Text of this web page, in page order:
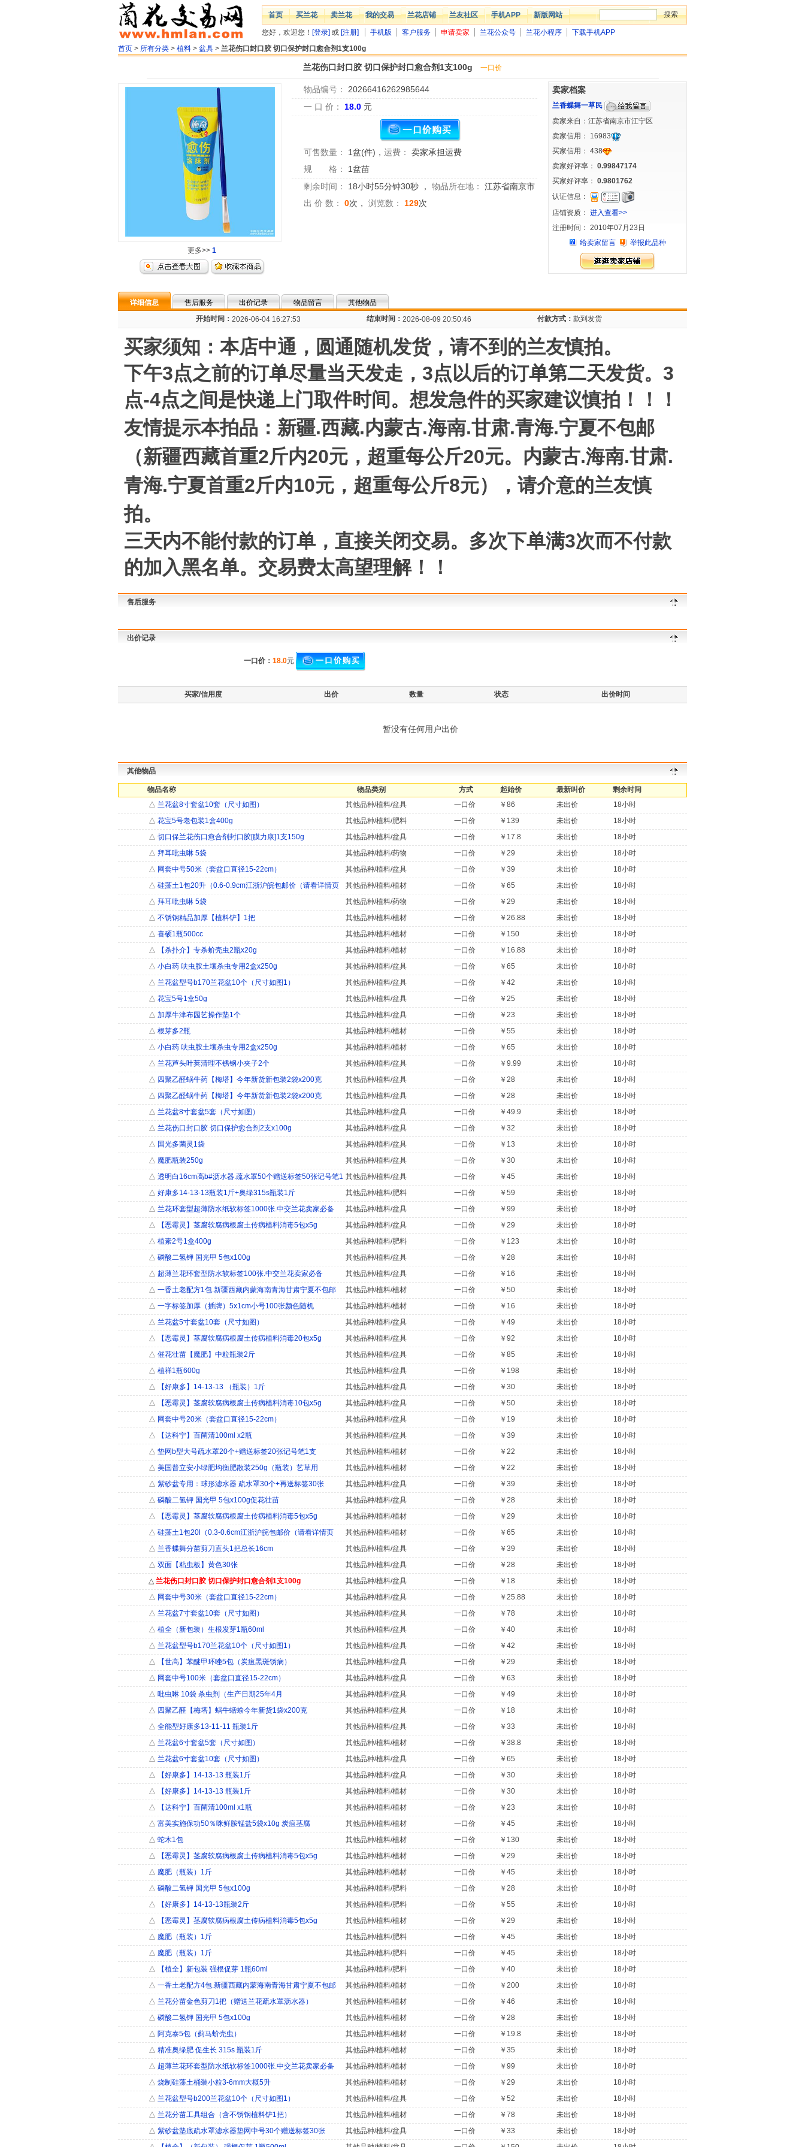
首页 买兰花 卖兰花 我的交易 兰花店铺 兰友社区 手机APP 新版网站
您好，欢迎您！ [登录] 或 [注册] 手机版 客户服务 申请卖家 兰花公众号 兰花小程序
下载手机APP
首页 > 所有分类 > 植料 > 盆具 > 兰花伤口封口胶 切口保护封口愈合剂1支100g
兰花伤口封口胶 切口保护封口愈合剂1支100g 一口价
更多>> 1
物品编号：
20266416262985644
一 口 价：
18.0 元
可售数量： 1盆(件) ， 运费：
卖家承担运费
规 格：
1盆苗
剩余时间：
18小时55分钟29秒 ， 物品所在地：
江苏省南京市
出 价 数：
0次， 浏览数： 129次
卖家档案
兰香蝶舞一草民
卖家来自：江苏省南京市江宁区
卖家信用： 16983
买家信用： 438
卖家好评率： 0.99847174
买家好评率： 0.9801762
认证信息：
店铺资质： 进入查看>>
注册时间： 2010年07月23日
给卖家留言
举报此品种
详细信息 售后服务 出价记录 物品留言
其他物品
开始时间： 2026-06-04 16:27:53 结束时间： 2026-08-09 20:50:46 付款方式： 款到发货
买家须知：本店中通，圆通随机发货，请不到的兰友慎拍。
下午3点之前的订单尽量当天发走，3点以后的订单第二天发货。3
点-4点之间是快递上门取件时间。想发急件的买家建议慎拍！！！
友情提示本拍品：新疆.西藏.内蒙古.海南.甘肃.青海.宁夏不包邮
（新疆西藏首重2斤内20元，超重每公斤20元。内蒙古.海南.甘肃.
青海.宁夏首重2斤内10元，超重每公斤8元），请介意的兰友慎
拍。
三天内不能付款的订单，直接关闭交易。多次下单满3次而不付款
的加入黑名单。交易费太高望理解！！
售后服务
出价记录
一口价： 18.0元
买家/信用度 出价 数量 状态 出价时间
暂没有任何用户出价
其他物品
物品名称 物品类别 方式 起始价 最新叫价
剩余时间
△ 兰花盆8寸套盆10套（尺寸如图） 其他品种/植料/盆具 一口价 ￥86 未出价
18小时
△ 花宝5号老包装1盒400g 其他品种/植料/肥料 一口价 ￥139 未出价
18小时
△ 切口保兰花伤口愈合剂封口胶[膜力康]1支150g 其他品种/植料/盆具 一口价 ￥17.8 未出价
18小时
△ 拜耳吡虫啉 5袋 其他品种/植料/药物 一口价 ￥29 未出价
18小时
△ 网套中号50米（套盆口直径15-22cm） 其他品种/植料/盆具 一口价 ￥39 未出价
18小时
△ 硅藻土1包20升（0.6-0.9cm江浙沪皖包邮价（请看详情页 其他品种/植料/植材 一口价 ￥65 未出价
18小时
△ 拜耳吡虫啉 5袋 其他品种/植料/药物 一口价 ￥29 未出价
18小时
△ 不锈钢精品加厚【植料铲】1把 其他品种/植料/植材 一口价 ￥26.88 未出价
18小时
△ 喜硕1瓶500cc 其他品种/植料/植材 一口价 ￥150 未出价
18小时
△ 【杀扑介】专杀蚧壳虫2瓶x20g 其他品种/植料/植材 一口价 ￥16.88 未出价
18小时
△ 小白药 呋虫胺土壤杀虫专用2盒x250g 其他品种/植料/盆具 一口价 ￥65 未出价
18小时
△ 兰花盆型号b170兰花盆10个（尺寸如图1） 其他品种/植料/盆具 一口价 ￥42 未出价
18小时
△ 花宝5号1盒50g 其他品种/植料/盆具 一口价 ￥25 未出价
18小时
△ 加厚牛津布园艺操作垫1个 其他品种/植料/盆具 一口价 ￥23 未出价
18小时
△ 根芽多2瓶 其他品种/植料/植材 一口价 ￥55 未出价
18小时
△ 小白药 呋虫胺土壤杀虫专用2盒x250g 其他品种/植料/植材 一口价 ￥65 未出价
18小时
△ 兰花芦头叶荚清理不锈钢小夹子2个 其他品种/植料/盆具 一口价 ￥9.99 未出价
18小时
△ 四聚乙醛蜗牛药【梅塔】今年新货新包装2袋x200克 其他品种/植料/盆具 一口价 ￥28 未出价
18小时
△ 四聚乙醛蜗牛药【梅塔】今年新货新包装2袋x200克 其他品种/植料/盆具 一口价 ￥28 未出价
18小时
△ 兰花盆8寸套盆5套（尺寸如图） 其他品种/植料/盆具 一口价 ￥49.9 未出价
18小时
△ 兰花伤口封口胶 切口保护愈合剂2支x100g 其他品种/植料/盆具 一口价 ￥32 未出价
18小时
△ 国光多菌灵1袋 其他品种/植料/盆具 一口价 ￥13 未出价
18小时
△ 魔肥瓶装250g 其他品种/植料/盆具 一口价 ￥30 未出价
18小时
△ 透明白16cm高b#沥水器.疏水罩50个赠送标签50张记号笔1 其他品种/植料/盆具 一口价 ￥45 未出价
18小时
△ 好康多14-13-13瓶装1斤+奥绿315s瓶装1斤 其他品种/植料/肥料 一口价 ￥59 未出价
18小时
△ 兰花环套型超薄防水纸软标签1000张.中交兰花卖家必备 其他品种/植料/盆具 一口价 ￥99 未出价
18小时
△ 【恶霉灵】茎腐软腐病根腐土传病植料消毒5包x5g 其他品种/植料/盆具 一口价 ￥29 未出价
18小时
△ 植素2号1盒400g 其他品种/植料/肥料 一口价 ￥123 未出价
18小时
△ 磷酸二氢钾 国光甲 5包x100g 其他品种/植料/盆具 一口价 ￥28 未出价
18小时
△ 超薄兰花环套型防水软标签100张.中交兰花卖家必备 其他品种/植料/盆具 一口价 ￥16 未出价
18小时
△ 一香土老配方1包.新疆西藏内蒙海南青海甘肃宁夏不包邮 其他品种/植料/植材 一口价 ￥50 未出价
18小时
△ 一字标签加厚（插牌）5x1cm小号100张颜色随机 其他品种/植料/植材 一口价 ￥16 未出价
18小时
△ 兰花盆5寸套盆10套（尺寸如图） 其他品种/植料/盆具 一口价 ￥49 未出价
18小时
△ 【恶霉灵】茎腐软腐病根腐土传病植料消毒20包x5g 其他品种/植料/盆具 一口价 ￥92 未出价
18小时
△ 催花壮苗【魔肥】中粒瓶装2斤 其他品种/植料/盆具 一口价 ￥85 未出价
18小时
△ 植祥1瓶600g 其他品种/植料/盆具 一口价 ￥198 未出价
18小时
△ 【好康多】14-13-13 （瓶装）1斤 其他品种/植料/盆具 一口价 ￥30 未出价
18小时
△ 【恶霉灵】茎腐软腐病根腐土传病植料消毒10包x5g 其他品种/植料/盆具 一口价 ￥50 未出价
18小时
△ 网套中号20米（套盆口直径15-22cm） 其他品种/植料/盆具 一口价 ￥19 未出价
18小时
△ 【达科宁】百菌清100ml x2瓶 其他品种/植料/盆具 一口价 ￥39 未出价
18小时
△ 垫网b型大号疏水罩20个+赠送标签20张记号笔1支 其他品种/植料/植材 一口价 ￥22 未出价
18小时
△ 美国普立安小绿肥均衡肥散装250g（瓶装）艺草用 其他品种/植料/植材 一口价 ￥22 未出价
18小时
△ 紫砂盆专用：球形滤水器 疏水罩30个+再送标签30张 其他品种/植料/盆具 一口价 ￥39 未出价
18小时
△ 磷酸二氢钾 国光甲 5包x100g促花壮苗 其他品种/植料/盆具 一口价 ￥28 未出价
18小时
△ 【恶霉灵】茎腐软腐病根腐土传病植料消毒5包x5g 其他品种/植料/植材 一口价 ￥29 未出价
18小时
△ 硅藻土1包20l（0.3-0.6cm江浙沪皖包邮价（请看详情页 其他品种/植料/植材 一口价 ￥65 未出价
18小时
△ 兰香蝶舞分苗剪刀直头1把总长16cm 其他品种/植料/盆具 一口价 ￥39 未出价
18小时
△ 双面【粘虫板】黄色30张 其他品种/植料/盆具 一口价 ￥28 未出价
18小时
△ 兰花伤口封口胶 切口保护封口愈合剂1支100g 其他品种/植料/盆具 一口价 ￥18 未出价
18小时
△ 网套中号30米（套盆口直径15-22cm） 其他品种/植料/盆具 一口价 ￥25.88 未出价
18小时
△ 兰花盆7寸套盆10套（尺寸如图） 其他品种/植料/盆具 一口价 ￥78 未出价
18小时
△ 植全（新包装）生根发芽1瓶60ml 其他品种/植料/盆具 一口价 ￥40 未出价
18小时
△ 兰花盆型号b170兰花盆10个（尺寸如图1） 其他品种/植料/盆具 一口价 ￥42 未出价
18小时
△ 【世高】苯醚甲环唑5包（炭疽黑斑锈病） 其他品种/植料/盆具 一口价 ￥29 未出价
18小时
△ 网套中号100米（套盆口直径15-22cm） 其他品种/植料/盆具 一口价 ￥63 未出价
18小时
△ 吡虫啉 10袋 杀虫剂（生产日期25年4月 其他品种/植料/盆具 一口价 ￥49 未出价
18小时
△ 四聚乙醛【梅塔】蜗牛蛞蝓今年新货1袋x200克 其他品种/植料/盆具 一口价 ￥18 未出价
18小时
△ 全能型好康多13-11-11 瓶装1斤 其他品种/植料/盆具 一口价 ￥33 未出价
18小时
△ 兰花盆6寸套盆5套（尺寸如图） 其他品种/植料/植材 一口价 ￥38.8 未出价
18小时
△ 兰花盆6寸套盆10套（尺寸如图） 其他品种/植料/盆具 一口价 ￥65 未出价
18小时
△ 【好康多】14-13-13 瓶装1斤 其他品种/植料/盆具 一口价 ￥30 未出价
18小时
△ 【好康多】14-13-13 瓶装1斤 其他品种/植料/植材 一口价 ￥30 未出价
18小时
△ 【达科宁】百菌清100ml x1瓶 其他品种/植料/植材 一口价 ￥23 未出价
18小时
△ 富美实施保功50％咪鲜胺锰盐5袋x10g 炭疽茎腐 其他品种/植料/植材 一口价 ￥45 未出价
18小时
△ 蛇木1包 其他品种/植料/植材 一口价 ￥130 未出价
18小时
△ 【恶霉灵】茎腐软腐病根腐土传病植料消毒5包x5g 其他品种/植料/植材 一口价 ￥29 未出价
18小时
△ 魔肥（瓶装）1斤 其他品种/植料/植材 一口价 ￥45 未出价
18小时
△ 磷酸二氢钾 国光甲 5包x100g 其他品种/植料/肥料 一口价 ￥28 未出价
18小时
△ 【好康多】14-13-13瓶装2斤 其他品种/植料/肥料 一口价 ￥55 未出价
18小时
△ 【恶霉灵】茎腐软腐病根腐土传病植料消毒5包x5g 其他品种/植料/植材 一口价 ￥29 未出价
18小时
△ 魔肥（瓶装）1斤 其他品种/植料/肥料 一口价 ￥45 未出价
18小时
△ 魔肥（瓶装）1斤 其他品种/植料/肥料 一口价 ￥45 未出价
18小时
△ 【植全】新包装 强根促芽 1瓶60ml 其他品种/植料/肥料 一口价 ￥40 未出价
18小时
△ 一香土老配方4包.新疆西藏内蒙海南青海甘肃宁夏不包邮 其他品种/植料/植材 一口价 ￥200 未出价
18小时
△ 兰花分苗金色剪刀1把（赠送兰花疏水罩沥水器） 其他品种/植料/植材 一口价 ￥46 未出价
18小时
△ 磷酸二氢钾 国光甲 5包x100g 其他品种/植料/植材 一口价 ￥28 未出价
18小时
△ 阿克泰5包（蓟马蚧壳虫） 其他品种/植料/植材 一口价 ￥19.8 未出价
18小时
△ 精准奥绿肥 促生长 315s 瓶装1斤 其他品种/植料/植材 一口价 ￥35 未出价
18小时
△ 超薄兰花环套型防水纸软标签1000张.中交兰花卖家必备 其他品种/植料/植材 一口价 ￥99 未出价
18小时
△ 烧制硅藻土桶装小粒3-6mm大概5升 其他品种/植料/植材 一口价 ￥29 未出价
18小时
△ 兰花盆型号b200兰花盆10个（尺寸如图1） 其他品种/植料/盆具 一口价 ￥52 未出价
18小时
△ 兰花分苗工具组合（含不锈钢植料铲1把） 其他品种/植料/植材 一口价 ￥78 未出价
18小时
△ 紫砂盆垫底疏水罩滤水器垫网中号30个赠送标签30张 其他品种/植料/盆具 一口价 ￥33 未出价
18小时